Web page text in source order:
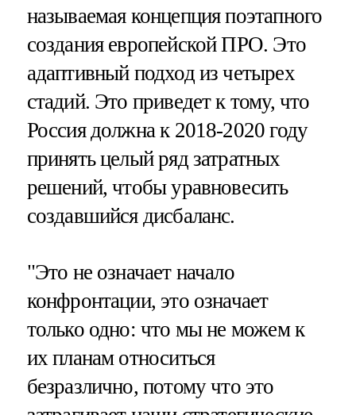
называемая концепция поэтапного
создания европейской ПРО. Это
адаптивный подход из четырех
стадий. Это приведет к тому, что
Россия должна к 2018-2020 году
принять целый ряд затратных
решений, чтобы уравновесить
создавшийся дисбаланс.
"Это не означает начало
конфронтации, это означает
только одно: что мы не можем к
их планам относиться
безразлично, потому что это